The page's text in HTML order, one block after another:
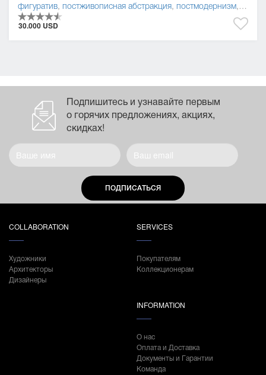
фигуратив, постживописная абстракция, постмодернизм,
30.000 USD
Подпишитесь и узнавайте первым
о горячих предложениях, акциях,
скидках!
ПОДПИСАТЬСЯ
COLLABORATION
Художники
Архитекторы
Дизайнеры
SERVICES
Покупателям
Коллекционерам
INFORMATION
О нас
Оплата и Доставка
Документы и Гарантии
Команда